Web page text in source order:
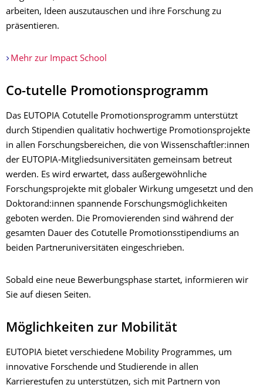
arbeiten, Ideen auszutauschen und ihre Forschung zu
präsentieren.
Mehr zur Impact School
Co-tutelle Promotionsprogramm
Das EUTOPIA Cotutelle Promotionsprogramm unterstützt
durch Stipendien qualitativ hochwertige Promotionsprojekte
in allen Forschungsbereichen, die von Wissenschaftler:innen
der EUTOPIA-Mitgliedsuniversitäten gemeinsam betreut
werden. Es wird erwartet, dass außergewöhnliche
Forschungsprojekte mit globaler Wirkung umgesetzt und den
Doktorand:innen spannende Forschungsmöglichkeiten
geboten werden. Die Promovierenden sind während der
gesamten Dauer des Cotutelle Promotionsstipendiums an
beiden Partneruniversitäten eingeschrieben.
Sobald eine neue Bewerbungsphase startet, informieren wir
Sie auf diesen Seiten.
Möglichkeiten zur Mobilität
EUTOPIA bietet verschiedene Mobility Programmes, um
innovative Forschende und Studierende in allen
Karrierestufen zu unterstützen, sich mit Partnern von